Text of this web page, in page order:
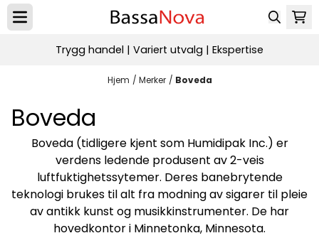
Hopp til innhold
Trygg handel | Variert utvalg | Ekspertise
Hjem / Merker / Boveda
Boveda
Boveda (tidligere kjent som Humidipak Inc.) er
verdens ledende produsent av 2-veis
luftfuktighetssytemer. Deres banebrytende
teknologi brukes til alt fra modning av sigarer til pleie
av antikk kunst og musikkinstrumenter. De har
hovedkontor i Minnetonka, Minnesota.